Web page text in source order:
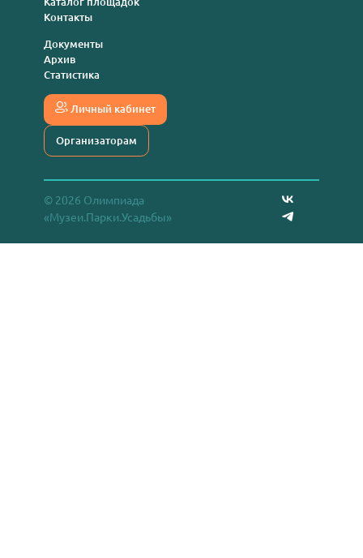
Контакты
Документы
Архив
Статистика
Личный кабинет
Организаторам
© 2026 Олимпиада
«Музеи.Парки.Усадьбы»